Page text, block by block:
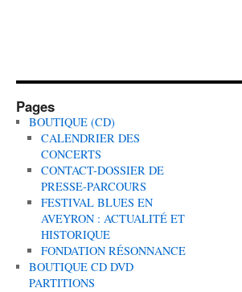
Pages
BOUTIQUE (CD)
CALENDRIER DES
CONCERTS
CONTACT-DOSSIER DE
PRESSE-PARCOURS
FESTIVAL BLUES EN
AVEYRON : ACTUALITÉ ET
HISTORIQUE
FONDATION RÉSONNANCE
BOUTIQUE CD DVD
PARTITIONS